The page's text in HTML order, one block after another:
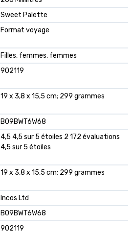
‎Sweet Palette
‎Format voyage
‎Filles, femmes, femmes
‎902119
‎19 x 3,8 x 15,5 cm; 299 grammes
‎B09BWT6W68
4,5 4,5 sur 5 étoiles 2 172 évaluations
4,5 sur 5 étoiles
19 x 3,8 x 15,5 cm; 299 grammes
Incos Ltd
B09BWT6W68
902119